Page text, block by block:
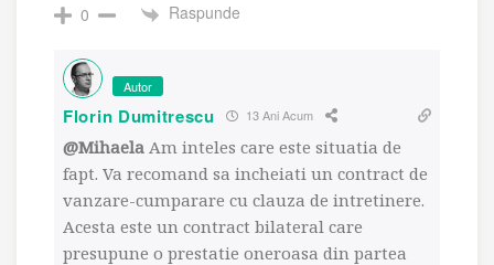
0
Raspunde
Autor
Florin Dumitrescu 13 Ani Acum
@Mihaela Am inteles care este situatia de
fapt. Va recomand sa incheiati un contract de
vanzare-cumparare cu clauza de intretinere.
Acesta este un contract bilateral care
presupune o prestatie oneroasa din partea